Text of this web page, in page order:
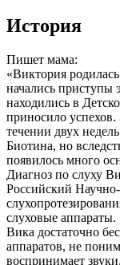
История
Пишет мама:
«Виктория
начались приступы
находились в
приносило
течении двух
Биотина, но
появилось много
Диагноз по слуху
Российский
слуховые аппараты.
Вика достаточно
аппаратов, не
воспринимает